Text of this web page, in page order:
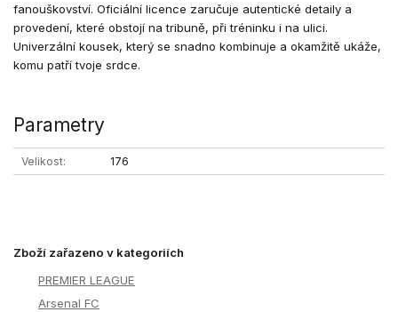
fanouškovství. Oficiální licence zaručuje autentické detaily a
provedení, které obstojí na tribuně, při tréninku i na ulici.
Univerzální kousek, který se snadno kombinuje a okamžitě ukáže,
komu patří tvoje srdce.
Parametry
Velikost 176
Zboží zařazeno v kategoriích
PREMIER LEAGUE
Arsenal FC